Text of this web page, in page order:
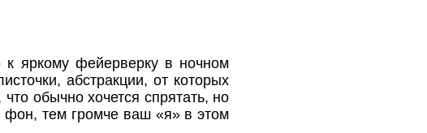
к яркому фейерверку в ночном
абстракции, от которых
обычно хочется спрятать, но
фон, тем громче ваш «я» в этом